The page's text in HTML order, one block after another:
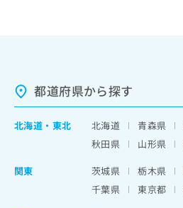
都道府県から探す
北海道 ・ 東北 北海道 青森県
秋田県
山形県
関東
茨城県 栃木県
千葉県
東京都